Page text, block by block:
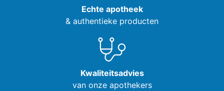
Echte apotheek
& authentieke producten
Kwaliteitsadvies
van onze apothekers